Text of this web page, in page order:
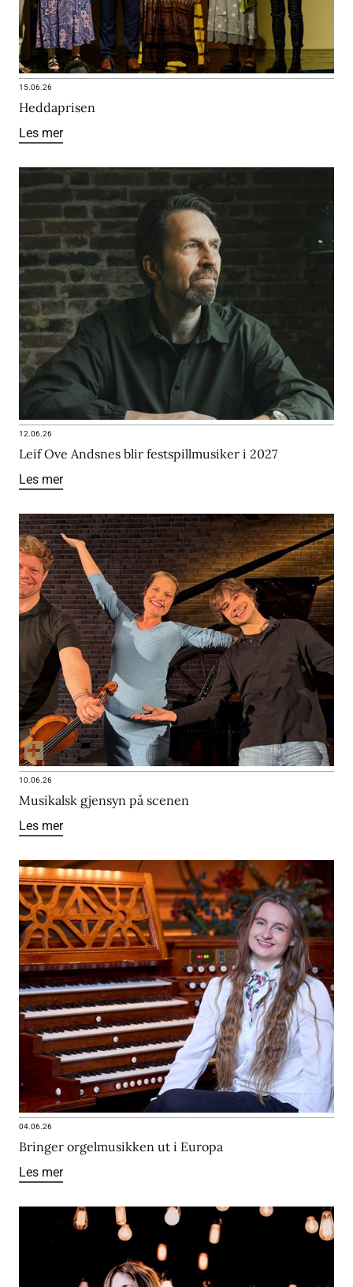
15.06.26
Heddaprisen
Les mer
12.06.26
Leif Ove Andsnes blir festspillmusiker i 2027
Les mer
10.06.26
Musikalsk gjensyn på scenen
Les mer
04.06.26
Bringer orgelmusikken ut i Europa
Les mer